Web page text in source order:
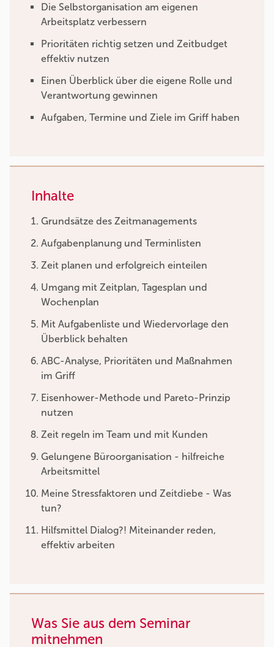
Die Selbstorganisation am eigenen
Arbeitsplatz verbessern
Prioritäten richtig setzen und Zeitbudget
effektiv nutzen
Einen Überblick über die eigene Rolle und
Verantwortung gewinnen
Aufgaben, Termine und Ziele im Griff haben
Inhalte
Grundsätze des Zeitmanagements
Aufgabenplanung und Terminlisten
Zeit planen und erfolgreich einteilen
Umgang mit Zeitplan, Tagesplan und
Wochenplan
Mit Aufgabenliste und Wiedervorlage den
Überblick behalten
ABC-Analyse, Prioritäten und Maßnahmen
im Griff
Eisenhower-Methode und Pareto-Prinzip
nutzen
Zeit regeln im Team und mit Kunden
Gelungene Büroorganisation - hilfreiche
Arbeitsmittel
Meine Stressfaktoren und Zeitdiebe - Was
tun?
Hilfsmittel Dialog?! Miteinander reden,
effektiv arbeiten
Was Sie aus dem Seminar
mitnehmen